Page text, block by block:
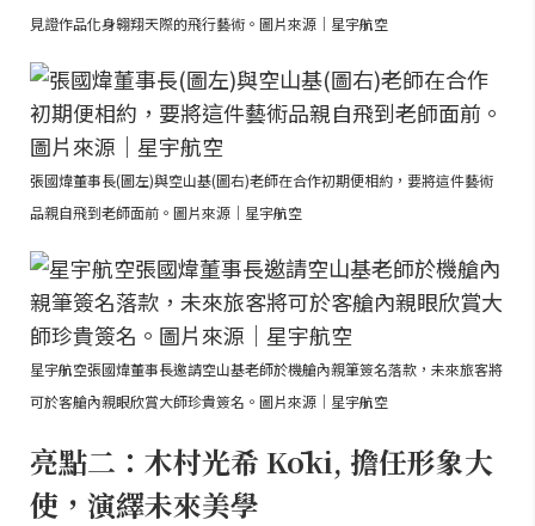
見證作品化身翱翔天際的飛行藝術。圖片來源｜星宇航空
張國煒董事長(圖左)與空山基(圖右)老師在合作初期便相約，要將這件藝術
品親自飛到老師面前。圖片來源｜星宇航空
星宇航空張國煒董事長邀請空山基老師於機艙內親筆簽名落款，未來旅客將
可於客艙內親眼欣賞大師珍貴簽名。圖片來源｜星宇航空
亮點二：木村光希 Kōki, 擔任形象大
使，演繹未來美學